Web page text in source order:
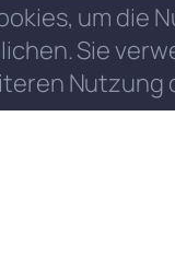
um die
Sie
Nutzung